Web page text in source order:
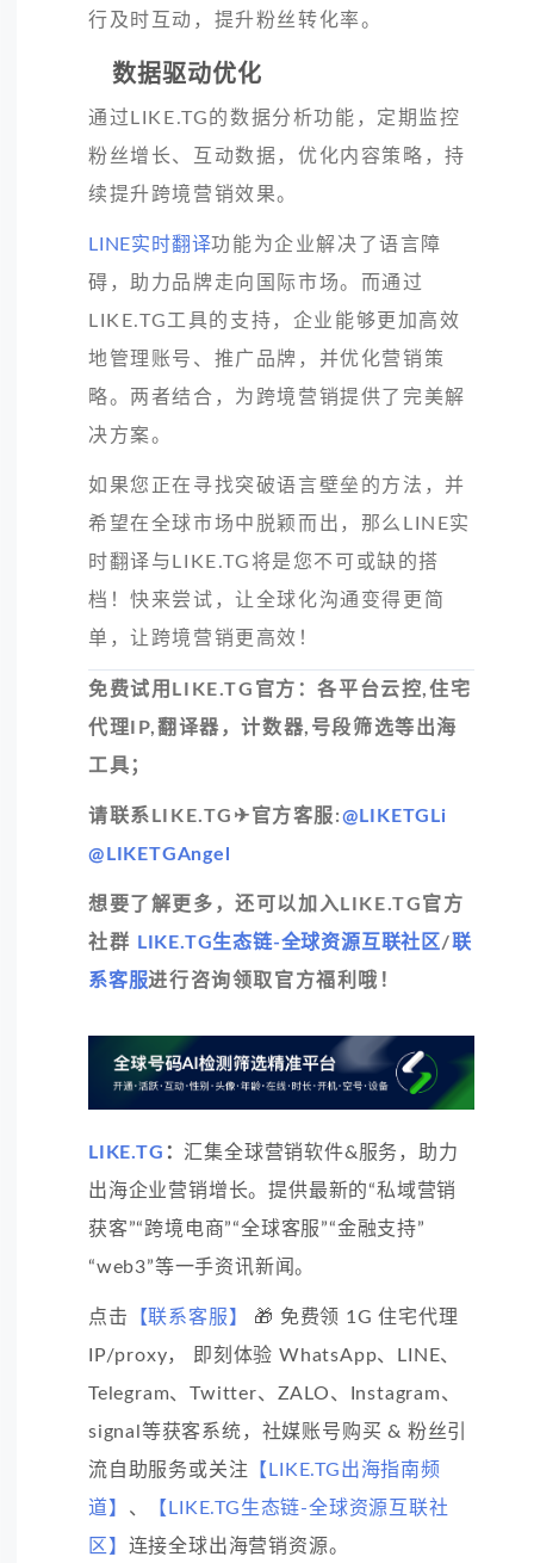
行及时互动，提升粉丝转化率。
数据驱动优化
通过LIKE.TG的数据分析功能，定期监控
粉丝增长、互动数据，优化内容策略，持
续提升跨境营销效果。
LINE实时翻译功能为企业解决了语言障
碍，助力品牌走向国际市场。而通过
LIKE.TG工具的支持，企业能够更加高效
地管理账号、推广品牌，并优化营销策
略。两者结合，为跨境营销提供了完美解
决方案。
如果您正在寻找突破语言壁垒的方法，并
希望在全球市场中脱颖而出，那么LINE实
时翻译与LIKE.TG将是您不可或缺的搭
档！快来尝试，让全球化沟通变得更简
单，让跨境营销更高效！
免费试用LIKE.TG官方：各平台云控,住宅
代理IP,翻译器，计数器,号段筛选等出海
工具；
请联系LIKE.TG✈官方客服:@LIKETGLi
@LIKETGAngel
想要了解更多，还可以加入LIKE.TG官方
社群
LIKE.TG生态链-全球资源互联社区 /联
系客服进行咨询领取官方福利哦！
LIKE.TG ： 汇集全球营销软件&服务，助力
出海企业营销增长。提供最新的“私域营销
获客”“跨境电商”“全球客服”“金融支持”
“web3”等一手资讯新闻。
点击 【联系客服】
🎁 免费领 1G 住宅代理
IP/proxy， 即刻体验 WhatsApp、LINE、
Telegram、Twitter、ZALO、Instagram、
signal等获客系统，社媒账号购买 & 粉丝引
流自助服务或关注 【LIKE.TG出海指南频
道】 、
【LIKE.TG生态链-全球资源互联社
区】 连接全球出海营销资源。